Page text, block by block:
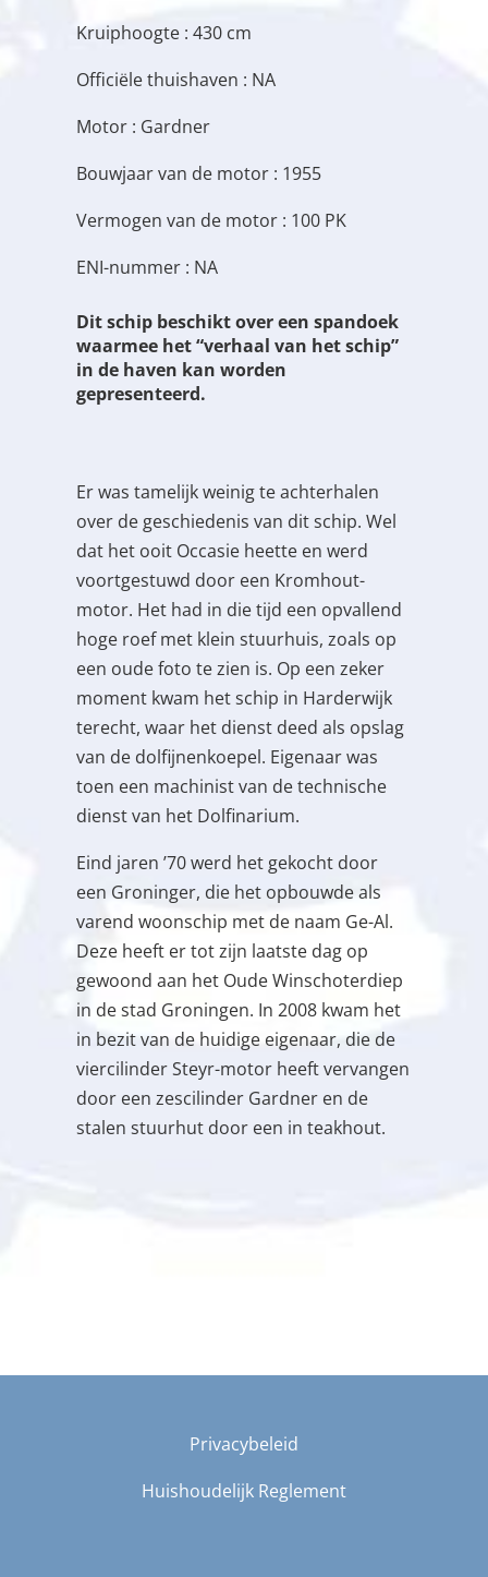
Kruiphoogte : 430 cm
Officiële thuishaven : NA
Motor : Gardner
Bouwjaar van de motor : 1955
Vermogen van de motor : 100 PK
ENI-nummer : NA
Dit schip beschikt over een spandoek
waarmee het “verhaal van het schip”
in de haven kan worden
gepresenteerd.
Er was tamelijk weinig te achterhalen
over de geschiedenis van dit schip. Wel
dat het ooit Occasie heette en werd
voortgestuwd door een Kromhout-
motor. Het had in die tijd een opvallend
hoge roef met klein stuurhuis, zoals op
een oude foto te zien is. Op een zeker
moment kwam het schip in Harderwijk
terecht, waar het dienst deed als opslag
van de dolfijnenkoepel. Eigenaar was
toen een machinist van de technische
dienst van het Dolfinarium.
Eind jaren ’70 werd het gekocht door
een Groninger, die het opbouwde als
varend woonschip met de naam Ge-Al.
Deze heeft er tot zijn laatste dag op
gewoond aan het Oude Winschoterdiep
in de stad Groningen. In 2008 kwam het
in bezit van de huidige eigenaar, die de
viercilinder Steyr-motor heeft vervangen
door een zescilinder Gardner en de
stalen stuurhut door een in teakhout.
Privacybeleid
Huishoudelijk Reglement